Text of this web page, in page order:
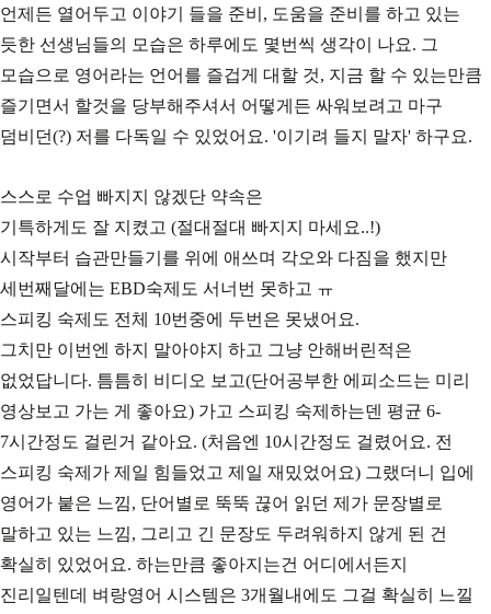
언제든 열어두고 이야기 들을 준비, 도움을 준비를 하고 있는
듯한 선생님들의 모습은 하루에도 몇번씩 생각이 나요. 그
모습으로 영어라는 언어를 즐겁게 대할 것, 지금 할 수 있는만큼
즐기면서 할것을 당부해주셔서 어떻게든 싸워보려고 마구
덤비던(?) 저를 다독일 수 있었어요. '이기려 들지 말자' 하구요.
스스로 수업 빠지지 않겠단 약속은
기특하게도 잘 지켰고 (절대절대 빠지지 마세요..!)
시작부터 습관만들기를 위에 애쓰며 각오와 다짐을 했지만
세번째달에는 EBD숙제도 서너번 못하고 ㅠ
스피킹 숙제도 전체 10번중에 두번은 못냈어요.
그치만 이번엔 하지 말아야지 하고 그냥 안해버린적은
없었답니다. 틈틈히 비디오 보고(단어공부한 에피소드는 미리
영상보고 가는 게 좋아요) 가고 스피킹 숙제하는덴 평균 6-
7시간정도 걸린거 같아요. (처음엔 10시간정도 걸렸어요. 전
스피킹 숙제가 제일 힘들었고 제일 재밌었어요) 그랬더니 입에
영어가 붙은 느낌, 단어별로 뚝뚝 끊어 읽던 제가 문장별로
말하고 있는 느낌, 그리고 긴 문장도 두려워하지 않게 된 건
확실히 있었어요. 하는만큼 좋아지는건 어디에서든지
진리일텐데 벼랑영어 시스템은 3개월내에도 그걸 확실히 느낄